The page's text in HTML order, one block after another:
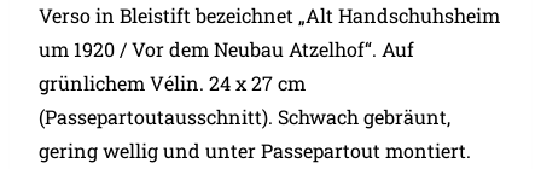
Verso in Bleistift bezeichnet „Alt Handschuhsheim
um 1920 / Vor dem Neubau Atzelhof“. Auf
grünlichem Vélin. 24 x 27 cm
(Passepartoutausschnitt). Schwach gebräunt,
gering wellig und unter Passepartout montiert.